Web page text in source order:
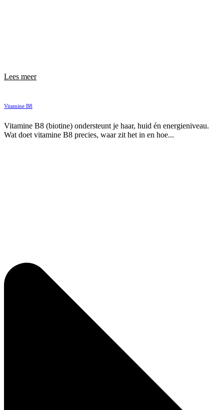
Lees meer
Vitamine B8
Vitamine B8 (biotine) ondersteunt je haar, huid én energieniveau.
Wat doet vitamine B8 precies, waar zit het in en hoe...